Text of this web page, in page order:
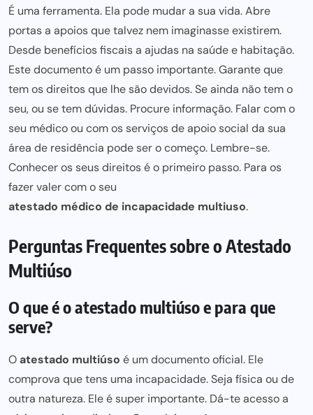
É uma ferramenta. Ela pode mudar a sua vida. Abre
portas a apoios que talvez nem imaginasse existirem.
Desde benefícios fiscais a ajudas na saúde e habitação.
Este documento é um passo importante. Garante que
tem os direitos que lhe são devidos. Se ainda não tem o
seu, ou se tem dúvidas. Procure informação. Falar com o
seu médico ou com os serviços de apoio social da sua
área de residência pode ser o começo. Lembre-se.
Conhecer os seus direitos é o primeiro passo. Para os
fazer valer com o seu
atestado médico de incapacidade multiuso.
Perguntas Frequentes sobre o Atestado
Multiúso
O que é o atestado multiúso e para que
serve?
Oatestado multiúso é um documento oficial. Ele
comprova que tens uma incapacidade. Seja física ou de
outra natureza. Ele é super importante. Dá-te acesso a